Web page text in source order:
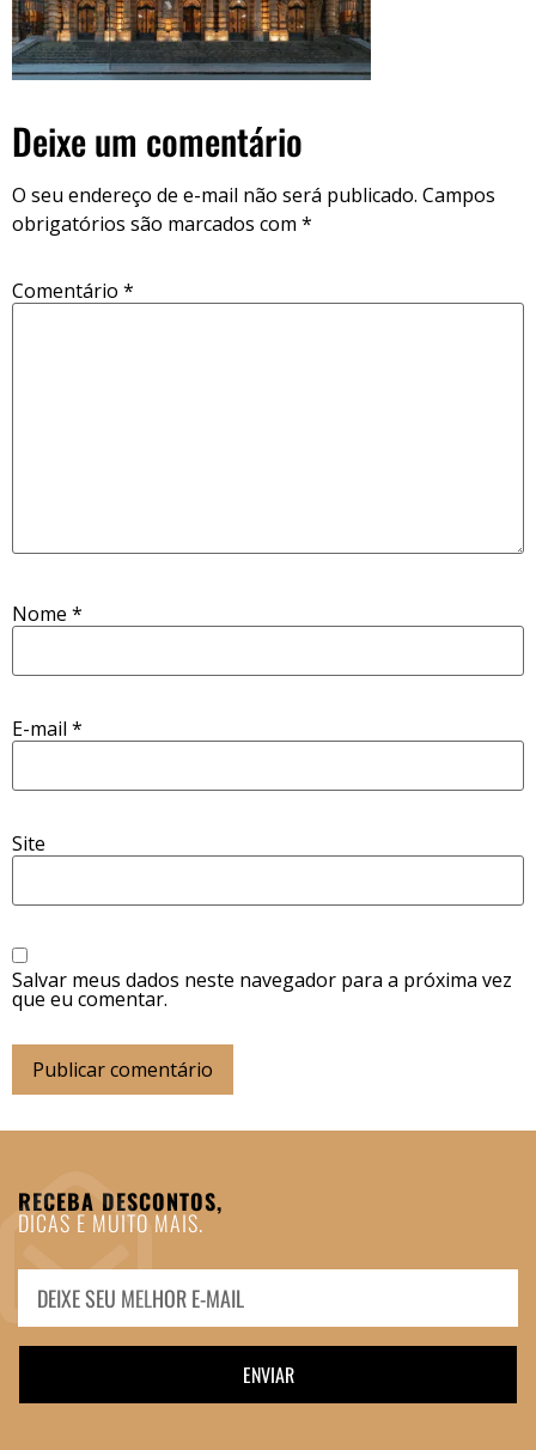
Deixe um comentário
O seu endereço de e-mail não será publicado. Campos
obrigatórios são marcados com *
Comentário *
Nome *
E-mail *
Site
Salvar meus dados neste navegador para a próxima vez
que eu comentar.
RECEBA DESCONTOS,
DICAS E MUITO MAIS.
ENVIAR